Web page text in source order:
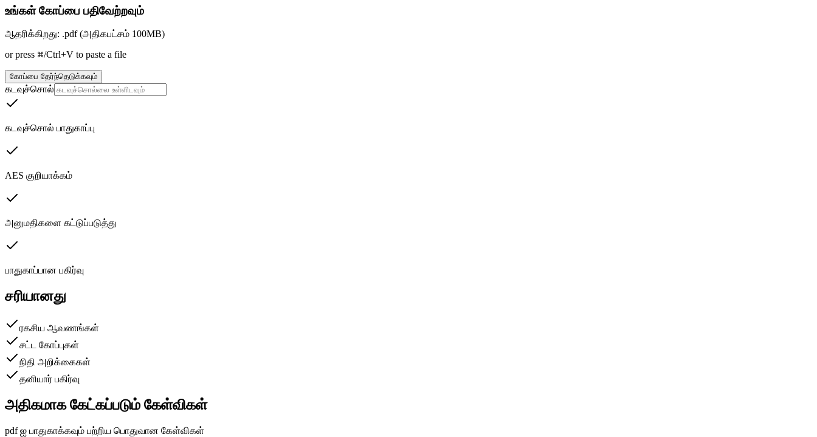
உங்கள் கோப்பை பதிவேற்றவும்
ஆதரிக்கிறது: .pdf (அதிகபட்சம் 100MB)
or press ⌘/Ctrl+V to paste a file
கோப்பை தேர்ந்தெடுக்கவும்
கடவுச்சொல்
கடவுச்சொல் பாதுகாப்பு
AES குறியாக்கம்
அனுமதிகளை கட்டுப்படுத்து
பாதுகாப்பான பகிர்வு
சரியானது
ரகசிய ஆவணங்கள்
சட்ட கோப்புகள்
நிதி அறிக்கைகள்
தனியார் பகிர்வு
அதிகமாக கேட்கப்படும் கேள்விகள்
pdf ஐ பாதுகாக்கவும் பற்றிய பொதுவான கேள்விகள்